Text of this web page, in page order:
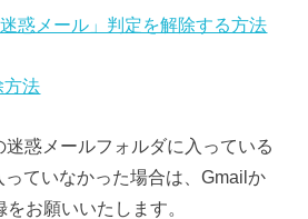
惑メール」判定を解除する方法
方法
惑メールフォルダに入っている
ていなかった場合は、Gmailか
お願いいたします。